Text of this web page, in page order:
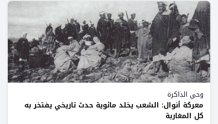
وحي الذاكرة
معركة أنوال: الشعب يخلد مائوية حدث تاريخي يفتخر به
كل المغاربة